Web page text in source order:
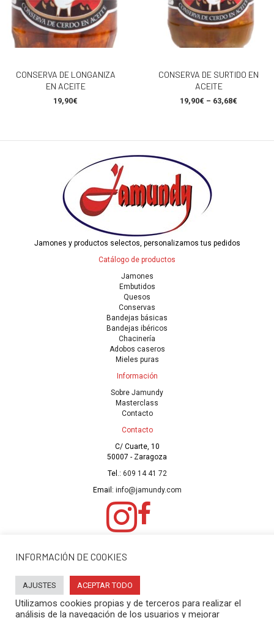
CONSERVA DE LONGANIZA
EN ACEITE
19,90€
CONSERVA DE SURTIDO EN
ACEITE
19,90€ – 63,68€
tiene
opciones
se
la
Jamones y productos selectos, personalizamos tus pedidos
Catálogo de productos
Jamones
Embutidos
Quesos
Conservas
Bandejas básicas
Bandejas ibéricos
Chacinería
Adobos caseros
Mieles puras
Información
Sobre Jamundy
Masterclass
Contacto
Contacto
C/ Cuarte, 10
50007 - Zaragoza
Tel.: 609 14 41 72
Email: info@jamundy.com
Política de cookies|Política de privacidad
PROGRAMA KIT DIGITAL COFINANCIADO POR LOS FONDOS NEXT
GENERATION (EU) DEL MECANISMO DE RECUPERACIÓN Y RESILENCIA
INFORMACIÓN DE COOKIES
AJUSTES ACEPTAR TODO
Utilizamos cookies propias y de terceros para realizar el
análisis de la navegación de los usuarios y mejorar